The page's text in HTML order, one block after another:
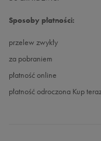
Sposoby płatności:
przelew zwykły
za pobraniem
płatność online
płatność odroczona Kup